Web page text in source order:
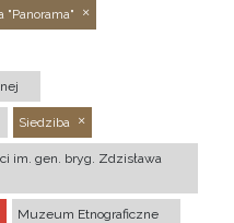
"Panorama"
Siedziba
im. gen. bryg. Zdzisława
Muzeum Etnograficzne